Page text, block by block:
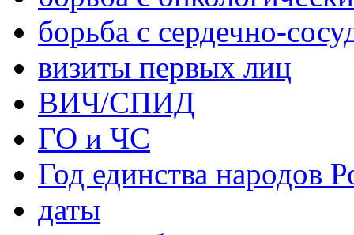
борьба с сердечно-
визиты первых лиц
ВИЧ/СПИД
ГО и ЧС
Год единства народов
даты